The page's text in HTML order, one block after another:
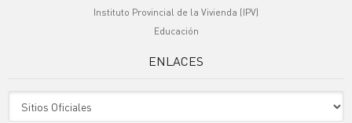
Instituto Provincial de la Vivienda (IPV)
Educación
ENLACES